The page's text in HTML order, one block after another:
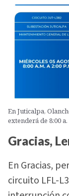
En Juticalpa,
extenderá de 8:00
Gracias,
En Gracias,
circuito LFL-